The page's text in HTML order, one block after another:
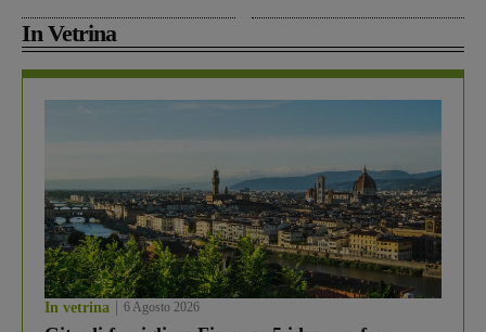
In Vetrina
In vetrina 6 Agosto 2026